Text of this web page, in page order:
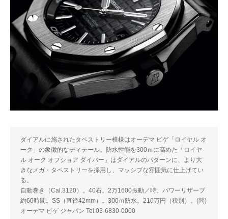
ダイアルに施されたタペストリー模様はオーデマ ピゲ「ロイヤル オ
ーク」の象徴的なディテール。防水性能を300ｍに高めた「ロイヤ
ル オーク オフショア ダイバー」はダイアルのパターンに、より大
きなメガ・タペストリーを採用し、マッシブな雰囲気に仕上げてい
る。
自動巻き（Cal.3120）。40石。2万1600振動／時。パワーリザーブ
約60時間。SS（直径42mm）。300ｍ防水。210万円（税別）。(問)
オーデマ ピゲ ジャパン Tel.03-6830-0000